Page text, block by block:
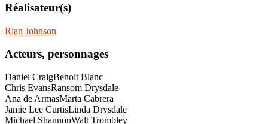
Réalisateur(s)
Rian Johnson
Acteurs, personnages
Daniel CraigBenoit Blanc
Chris EvansRansom Drysdale
Ana de ArmasMarta Cabrera
Jamie Lee CurtisLinda Drysdale
Michael ShannonWalt Trombley